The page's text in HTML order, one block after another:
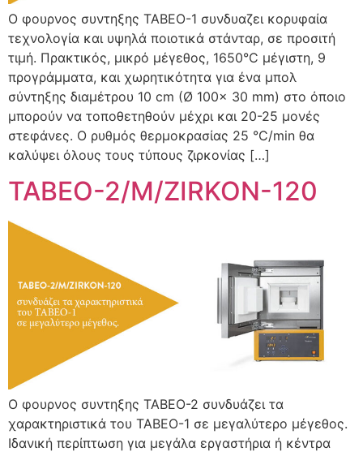
Ο φουρνος συντηξης TABEO-1 συνδυαζει κορυφαία
τεχνολογία και υψηλά ποιοτικά στάνταρ, σε προσιτή
τιμή. Πρακτικός, μικρό μέγεθος, 1650°C μέγιστη, 9
προγράμματα, και χωρητικότητα για ένα μπολ
σύντηξης διαμέτρου 10 cm (Ø 100x 30 mm) στο όποιο
μπορούν να τοποθετηθούν μέχρι και 20-25 μονές
στεφάνες. Ο ρυθμός θερμοκρασίας 25 °C/min θα
καλύψει όλους τους τύπους ζιρκονίας […]
TABEO-2/M/ZIRKON-120
O φουρνος συντηξης TABEO-2 συνδυάζει τα
χαρακτηριστικά του TABEO-1 σε μεγαλύτερο μέγεθος.
Ιδανική περίπτωση για μεγάλα εργαστήρια ή κέντρα